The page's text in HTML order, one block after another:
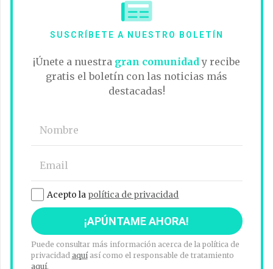
SUSCRÍBETE A NUESTRO BOLETÍN
¡Únete a nuestra gran comunidad y recibe
gratis el boletín con las noticias más
destacadas!
Acepto la política de privacidad
Puede consultar más información acerca de la política de
privacidad aquíasí como el responsable de tratamiento
aquí.